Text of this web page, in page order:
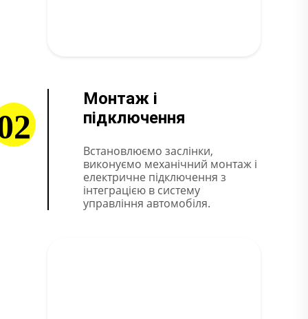
Монтаж і
підключення
Встановлюємо заслінки,
виконуємо механічний монтаж і
електричне підключення з
інтеграцією в систему
управління автомобіля.